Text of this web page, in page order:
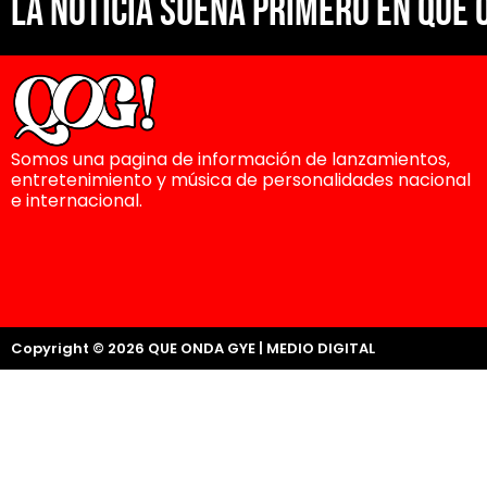
La noticia suena primero en Que
Somos una pagina de información de lanzamientos,
entretenimiento y música de personalidades nacional
e internacional.
Copyright © 2026 QUE ONDA GYE | MEDIO DIGITAL